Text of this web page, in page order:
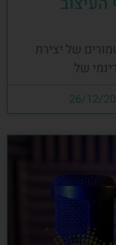
של יצירת
של